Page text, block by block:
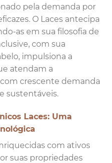
pela demanda por
O Laces antecipa
as em sua filosofia de
com sua
impulsiona a
atendam a
crescente demanda
sustentáveis.
Laces: Uma
com ativos
suas propriedades